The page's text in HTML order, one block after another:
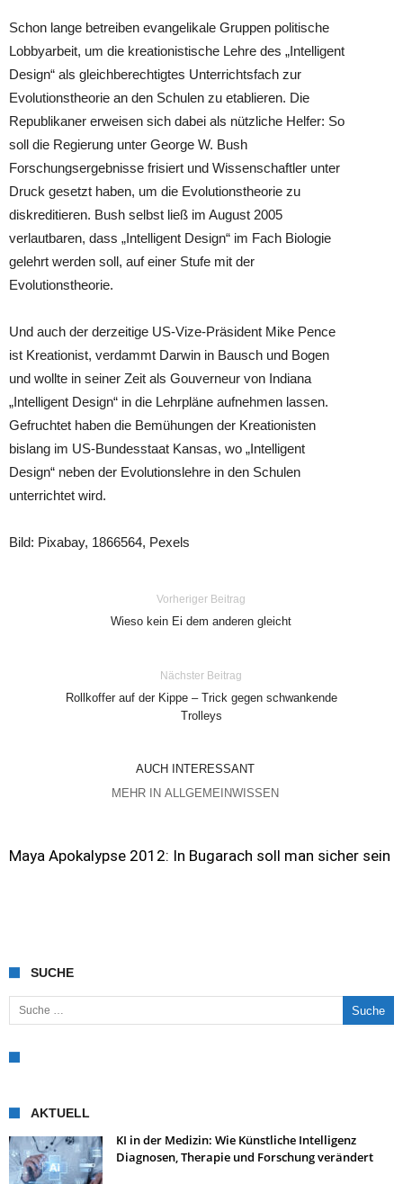
Schon lange betreiben evangelikale Gruppen politische
Lobbyarbeit, um die kreationistische Lehre des „Intelligent
Design“ als gleichberechtigtes Unterrichtsfach zur
Evolutionstheorie an den Schulen zu etablieren. Die
Republikaner erweisen sich dabei als nützliche Helfer: So
soll die Regierung unter George W. Bush
Forschungsergebnisse frisiert und Wissenschaftler unter
Druck gesetzt haben, um die Evolutionstheorie zu
diskreditieren. Bush selbst ließ im August 2005
verlautbaren, dass „Intelligent Design“ im Fach Biologie
gelehrt werden soll, auf einer Stufe mit der
Evolutionstheorie.
Und auch der derzeitige US-Vize-Präsident Mike Pence
ist Kreationist, verdammt Darwin in Bausch und Bogen
und wollte in seiner Zeit als Gouverneur von Indiana
„Intelligent Design“ in die Lehrpläne aufnehmen lassen.
Gefruchtet haben die Bemühungen der Kreationisten
bislang im US-Bundesstaat Kansas, wo „Intelligent
Design“ neben der Evolutionslehre in den Schulen
unterrichtet wird.
Bild: Pixabay, 1866564, Pexels
Vorheriger Beitrag
Wieso kein Ei dem anderen gleicht
Nächster Beitrag
Rollkoffer auf der Kippe – Trick gegen schwankende
Trolleys
AUCH INTERESSANT
MEHR IN ALLGEMEINWISSEN
Maya Apokalypse 2012: In Bugarach soll man sicher sein
SUCHE
Suche nach:
AKTUELL
KI in der Medizin: Wie Künstliche Intelligenz
Diagnosen, Therapie und Forschung verändert